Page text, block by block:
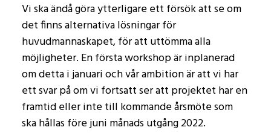
Vi ska ändå göra ytterligare ett försök att se om
det finns alternativa lösningar för
huvudmannaskapet, för att uttömma alla
möjligheter. En första workshop är inplanerad
om detta i januari och vår ambition är att vi har
ett svar på om vi fortsatt ser att projektet har en
framtid eller inte till kommande årsmöte som
ska hållas före juni månads utgång 2022.